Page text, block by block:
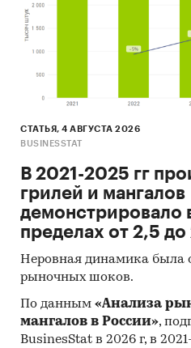
Региональные и
Порталы раскрытия
(отчетность
обществ)
Интервью с
отрасли, материалы
учреждений
Проведение интервью
участниками рынка,
производством и
продукции в РФ и
Прочие источники
Категории:
металлургия / Кобальт
Россия
Кобальтовые сплавы
СТАТЬЯ, 4 АВГУСТА 2026
BUSINESSTAT
В 2021-2025 гг
грилей и мангалов
демонстрировало
пределах от 2,5
Неровная динамика была
рыночных шоков.
По данным «Анализа
мангалов в России»,
BusinesStat в 2026 г, в